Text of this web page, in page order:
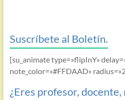
Suscríbete al Boletín.
[su_animate type=»flipInY»
note_color=»#FFDAAD»
¿Eres profesor, docente,